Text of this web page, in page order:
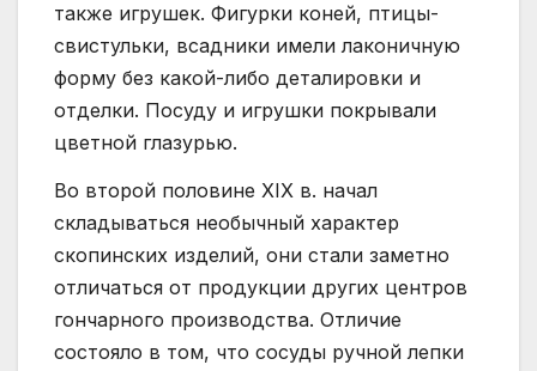
также игрушек. Фигурки коней, птицы-
свистульки, всадники имели лаконичную
форму без какой-либо деталировки и
отделки. Посуду и игрушки покрывали
цветной глазурью.
Во второй половине XIX в. начал
складываться необычный характер
скопинских изделий, они стали заметно
отличаться от продукции других центров
гончарного производства. Отличие
состояло в том, что сосуды ручной лепки